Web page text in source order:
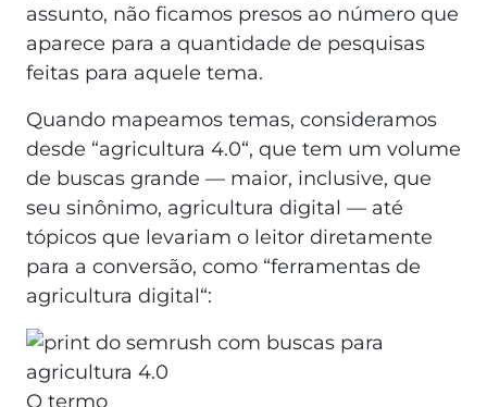
assunto, não ficamos presos ao número que
aparece para a quantidade de pesquisas
feitas para aquele tema.
Quando mapeamos temas, consideramos
desde “agricultura 4.0“, que tem um volume
de buscas grande — maior, inclusive, que
seu sinônimo, agricultura digital — até
tópicos que levariam o leitor diretamente
para a conversão, como “ferramentas de
agricultura digital“:
O termo